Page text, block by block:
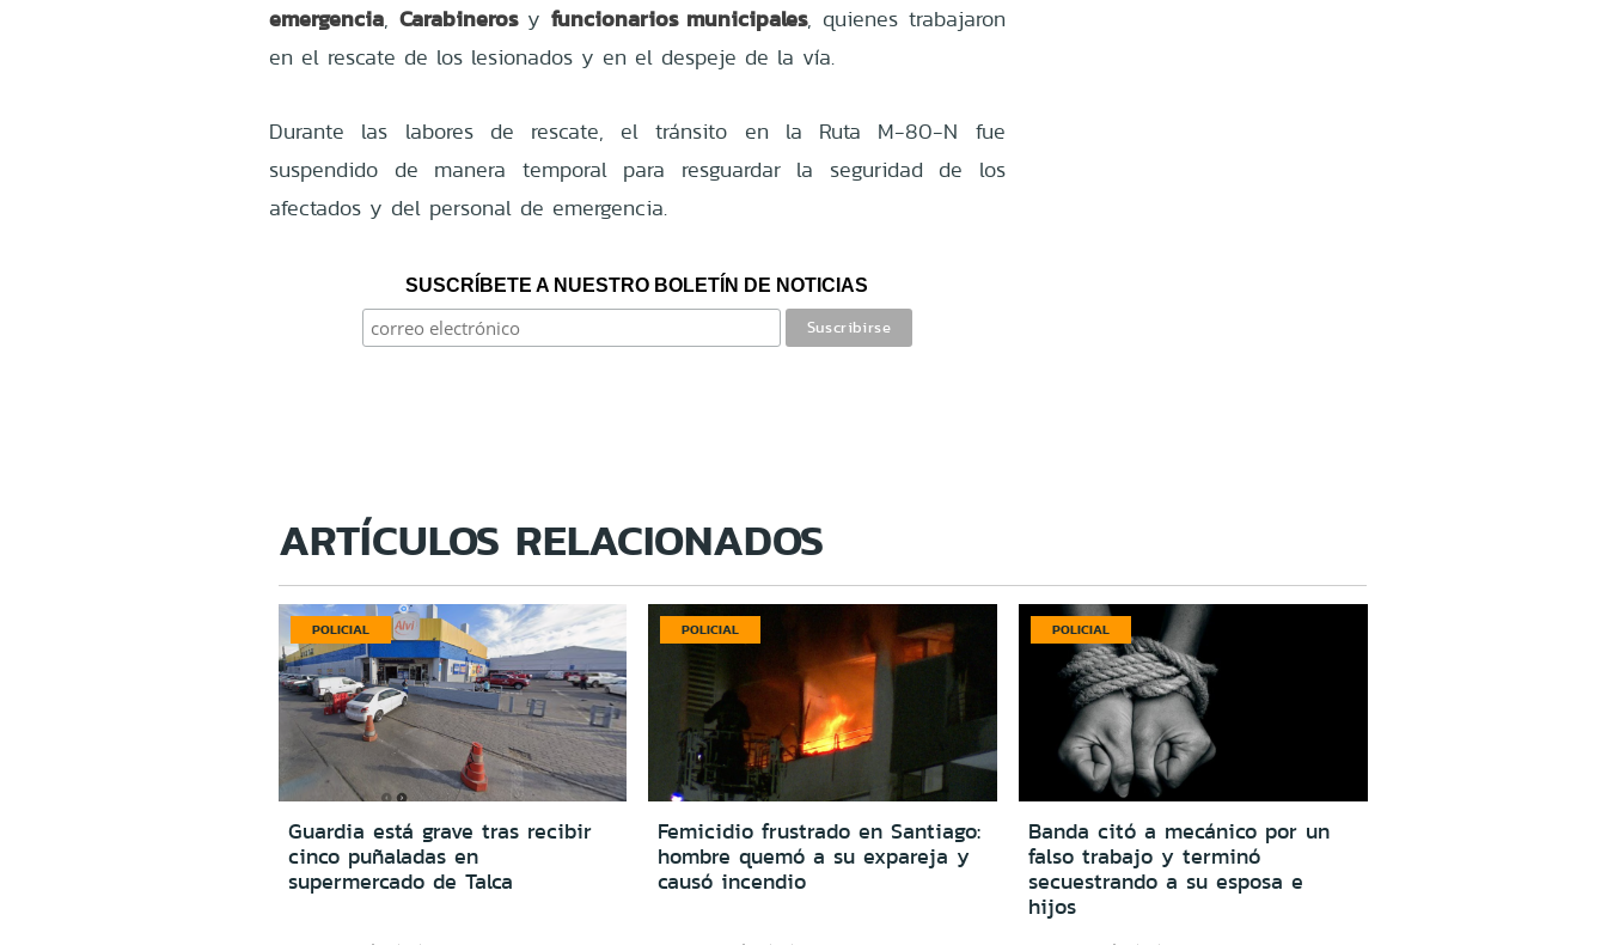
emergencia, Carabinerosy funcionarios municipales, quienes trabajaron
en el rescate de los lesionados y en el despeje de la vía.
Durante las labores de rescate, el tránsito en la Ruta M-80-N fue
suspendido de manera temporal para resguardar la seguridad de los
afectados y del personal de emergencia.
SUSCRÍBETE A NUESTRO BOLETÍN DE NOTICIAS
ARTÍCULOS RELACIONADOS
POLICIAL
Guardia está grave tras recibir
cinco puñaladas en
supermercado de Talca
POLICIAL
Femicidio frustrado en Santiago:
hombre quemó a su expareja y
causó incendio
POLICIAL
Banda citó a mecánico por un
falso trabajo y terminó
secuestrando a su esposa e
hijos